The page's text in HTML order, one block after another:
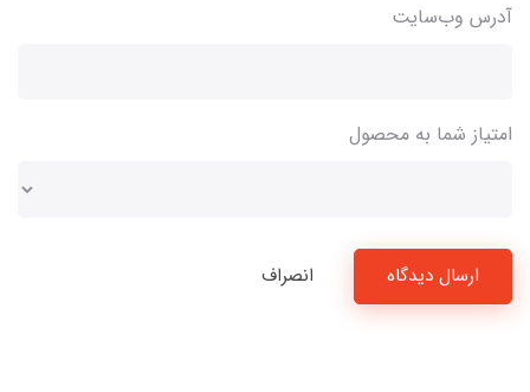
آدرس وب‌سایت
امتیاز شما به محصول
ارسال دیدگاه انصراف